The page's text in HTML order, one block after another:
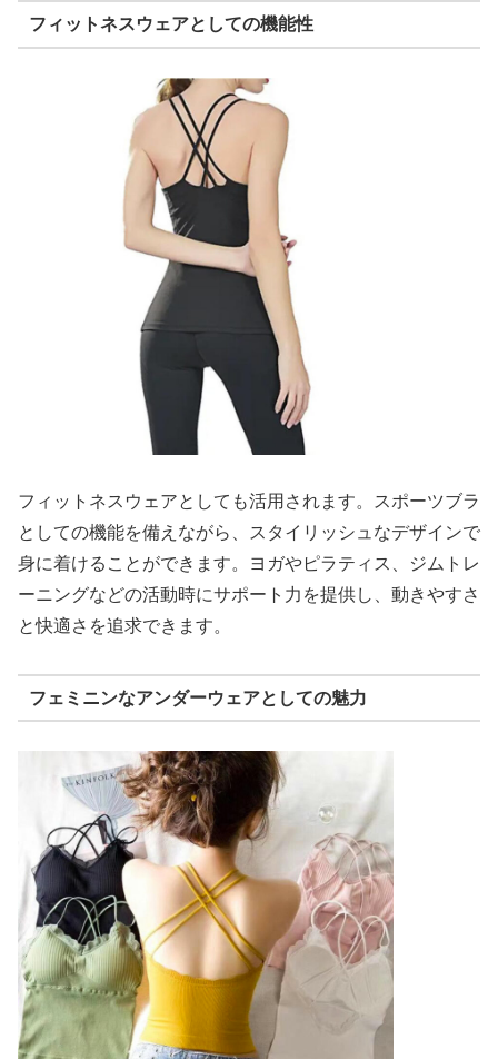
フィットネスウェアとしての機能性
フィットネスウェアとしても活用されます。スポーツブラ
としての機能を備えながら、スタイリッシュなデザインで
身に着けることができます。ヨガやピラティス、ジムトレ
ーニングなどの活動時にサポート力を提供し、動きやすさ
と快適さを追求できます。
フェミニンなアンダーウェアとしての魅力